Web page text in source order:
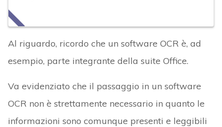
Al riguardo, ricordo che un software OCR è, ad
esempio, parte integrante della suite Office.
Va evidenziato che il passaggio in un software
OCR non è strettamente necessario in quanto le
informazioni sono comunque presenti e leggibili